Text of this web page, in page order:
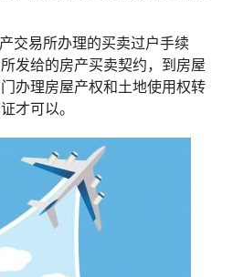
交易所办理的买卖过户手续
发给的房产买卖契约，到房屋
办理房屋产权和土地使用权转
才可以。